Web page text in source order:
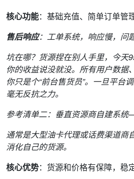
核心功能：基础充值、简单订单管理
售后响应：工单系统，响应慢，问
坑在哪？货源捏在别人手里，今天
你的收益说没就没。所有用户数据
你只是个“前台售货员”。一旦平台
毫无反抗之力。
参考清单二：垂直资源商自建系
通常是大型油卡代理或话费渠道商
消化自己的货源。
核心优势：货源和价格有保障，稳